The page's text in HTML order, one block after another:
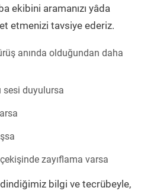
ekibini aramanızı yâda
etmenizi tavsiye ederiz.
anında olduğundan daha
sesi duyulursa
zayıflama varsa
bilgi ve tecrübeyle,